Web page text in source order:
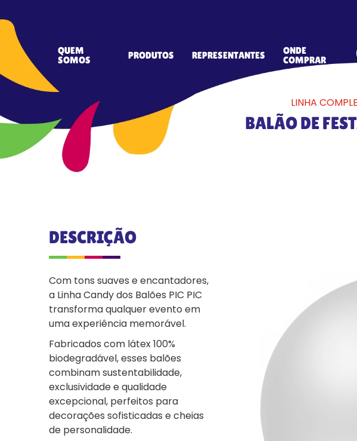
QUEM
SOMOS
PRODUTOS REPRESENTANTES
ONDE
COMPRAR
LINHA
BALÃO DE
DESCRIÇÃO
Com tons suaves e encantadores,
a Linha Candy dos Balões PIC PIC
transforma qualquer evento em
uma experiência memorável.
Fabricados com látex 100%
biodegradável, esses balões
combinam sustentabilidade,
exclusividade e qualidade
excepcional, perfeitos para
decorações sofisticadas e cheias
de personalidade.